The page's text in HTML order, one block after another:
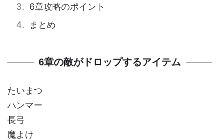
6章攻略のポイント
まとめ
6章の敵がドロップするアイテム
たいまつ
ハンマー
長弓
魔よけ